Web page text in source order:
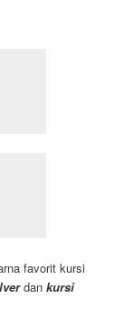
favorit kursi
dankursi